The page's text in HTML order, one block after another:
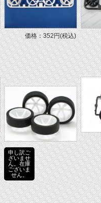
価格：352円(税込)
申し訳ご
ざいませ
ん。在庫
ございま
せん。